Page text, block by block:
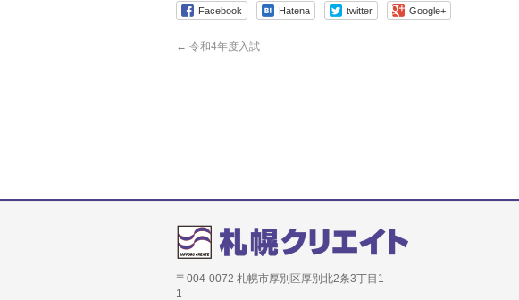
Facebook Hatena twitter Google+
← 令和4年度入試
〒004-0072 札幌市厚別区厚別北2条3丁目1-
1